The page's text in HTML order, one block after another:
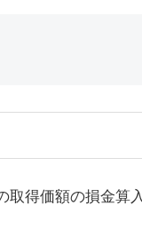
取得価額の損金算